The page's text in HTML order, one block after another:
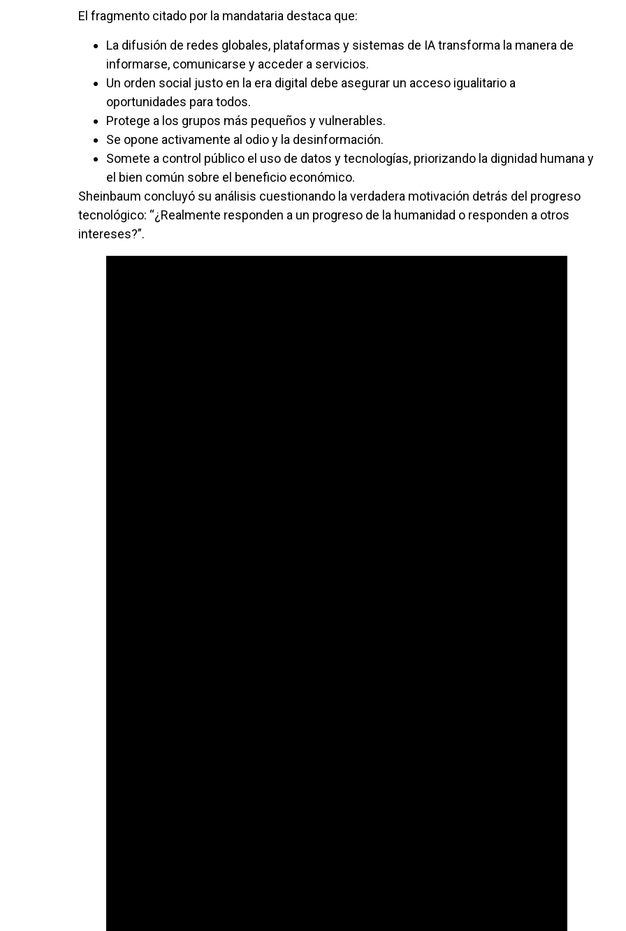
El fragmento citado por la mandataria destaca que:
La difusión de redes globales, plataformas y sistemas de IA transforma la manera de
informarse, comunicarse y acceder a servicios.
Un orden social justo en la era digital debe asegurar un acceso igualitario a
oportunidades para todos.
Protege a los grupos más pequeños y vulnerables.
Se opone activamente al odio y la desinformación.
Somete a control público el uso de datos y tecnologías, priorizando la dignidad humana y
el bien común sobre el beneficio económico.
Sheinbaum concluyó su análisis cuestionando la verdadera motivación detrás del progreso
tecnológico: “¿Realmente responden a un progreso de la humanidad o responden a otros
intereses?”.